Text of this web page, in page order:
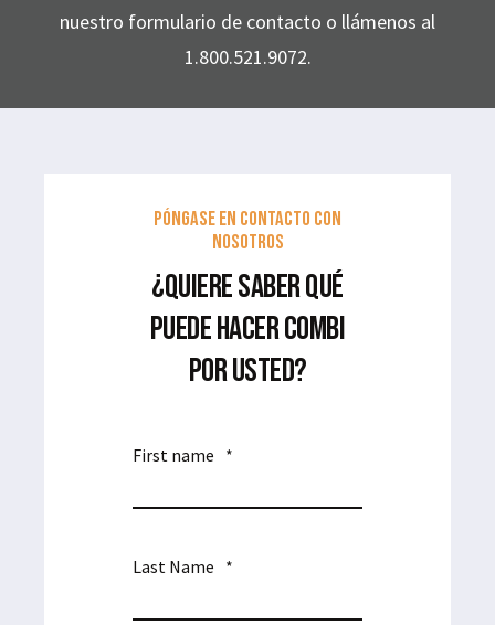
nuestro formulario de contacto o llámenos al
1.800.521.9072.
PÓNGASE EN CONTACTO CON
NOSOTROS
¿QUIERE SABER QUÉ
PUEDE HACER COMBI
POR USTED?
First name *
Last Name *